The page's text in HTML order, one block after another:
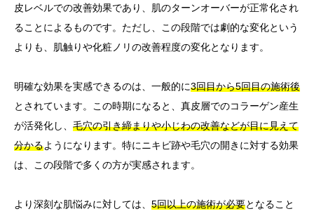
皮レベルでの改善効果であり、肌のターンオーバーが正常化され
ることによるものです。ただし、この段階では劇的な変化という
よりも、肌触りや化粧ノリの改善程度の変化となります。
明確な効果を実感できるのは、一般的に3回目から5回目の施術後
とされています。この時期になると、真皮層でのコラーゲン産生
が活発化し、 毛穴の引き締まりや小じわの改善などが目に見えて
分かるようになります。特にニキビ跡や毛穴の開きに対する効果
は、この段階で多くの方が実感されます。
より深刻な肌悩みに対しては、 5回以上の施術が必要となること